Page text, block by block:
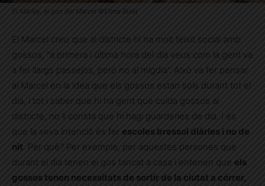
El Marley, el gos del Marcel ©Elena Bulet
El Marcel creu que al districte hi ha molt teixit social amb
gossos, “a primera i última hora del dia veus com la gent va
a fer llargs passejos, però no al migdia”. Això va fer pensar
al Marcel en la idea que els gossos estan sols durant tot el
dia, i tot i saber que hi ha gent que cuida gossos al
districte, no li consta que hi hagi guarderies de dia. I és
que la seva intenció és fer escoles bressol diàries i no de
nit. Per què? Per exemple, per aquestes persones que
durant el dia tenen el gos tancat a casa i entenen que els
gossos tenen necessitats de sortir de la ciutat a córrer,